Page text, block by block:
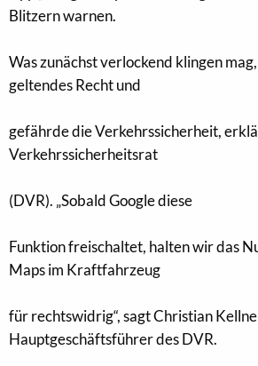
Blitzern warnen.
Was zunächst verlockend klingen
geltendes Recht und
gefährde die Verkehrssicherheit,
Verkehrssicherheitsrat
(DVR). „Sobald Google diese
Funktion freischaltet, halten wir das
Maps im Kraftfahrzeug
für rechtswidrig“, sagt Christian
Hauptgeschäftsführer des DVR.